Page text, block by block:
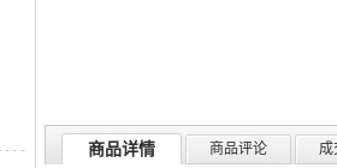
商品详情 商品评论 成